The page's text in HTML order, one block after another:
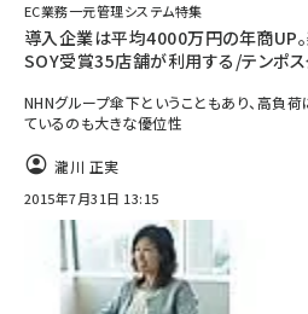
EC業務一元管理システム特集
導入企業は平均4000万円の年商UP
SOY受賞35店舗が利用する/テンポス
NHNグループ傘下ということもあり、高負
ているのも大きな優位性
瀧川 正実
2015年7月31日 13:15